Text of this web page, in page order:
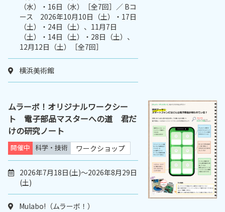
（水）・16日（水）［全7回］／ Bコ
ース 2026年10月10日（土）・17日
（土）・24日（土）、11月7日
（土）・14日（土）・28日（土）、
12月12日（土）［全7回］
横浜美術館
ムラーボ！オリジナルワークシー
ト 電子部品マスターへの道 君だ
けの研究ノート
開催中 科学・技術 ワークショップ
2026年7月18日(土)～2026年8月29日
(土)
Mulabo!（ムラーボ！）